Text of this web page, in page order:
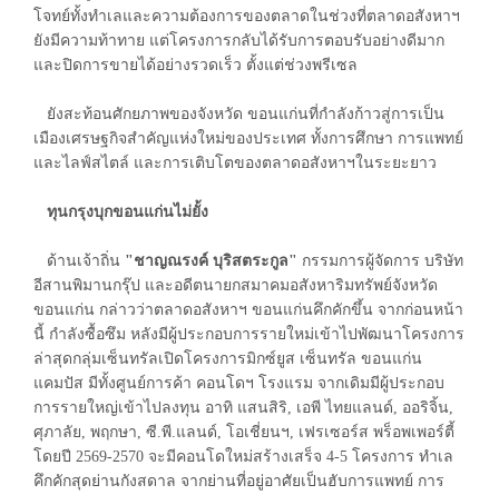
โจทย์ทั้งทำเลและความต้องการของตลาดในช่วงที่ตลาดอสังหาฯ
ยังมีความท้าทาย แต่โครงการกลับได้รับการตอบรับอย่างดีมาก
และปิดการขายได้อย่างรวดเร็ว ตั้งแต่ช่วงพรีเซล
ยังสะท้อนศักยภาพของจังหวัด ขอนแก่นที่กำลังก้าวสู่การเป็น
เมืองเศรษฐกิจสำคัญแห่งใหม่ของประเทศ ทั้งการศึกษา การแพทย์
และไลฟ์สไตล์ และการเติบโตของตลาดอสังหาฯในระยะยาว
ทุนกรุงบุกขอนแก่นไม่ยั้ง
ด้านเจ้าถิ่น "ชาญณรงค์ บุริสตระกูล" กรรมการผู้จัดการ บริษัท
อีสานพิมานกรุ๊ป และอดีตนายกสมาคมอสังหาริมทรัพย์จังหวัด
ขอนแก่น กล่าวว่าตลาดอสังหาฯ ขอนแก่นคึกคักขึ้น จากก่อนหน้า
นี้ กำลังซื้อซึม หลังมีผู้ประกอบการรายใหม่เข้าไปพัฒนาโครงการ
ล่าสุดกลุ่มเซ็นทรัลเปิดโครงการมิกซ์ยูส เซ็นทรัล ขอนแก่น
แคมปัส มีทั้งศูนย์การค้า คอนโดฯ โรงแรม จากเดิมมีผู้ประกอบ
การรายใหญ่เข้าไปลงทุน อาทิ แสนสิริ, เอพี ไทยแลนด์, ออริจิ้น,
ศุภาลัย, พฤกษา, ซี.พี.แลนด์, โอเชี่ยนฯ, เฟรเซอร์ส พร็อพเพอร์ตี้
โดยปี 2569-2570 จะมีคอนโดใหม่สร้างเสร็จ 4-5 โครงการ ทำเล
คึกคักสุดย่านกังสดาล จากย่านที่อยู่อาศัยเป็นฮับการแพทย์ การ